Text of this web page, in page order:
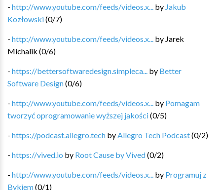
- http://www.youtube.com/feeds/videos.x... by Jakub
Kozłowski(0/7)
- http://www.youtube.com/feeds/videos.x... by Jarek
Michalik (0/6)
- https://bettersoftwaredesign.simpleca... by Better
Software Design(0/6)
- http://www.youtube.com/feeds/videos.x... by Pomagam
tworzyć oprogramowanie wyższej jakości(0/5)
- https://podcast.allegro.tech by Allegro Tech Podcast(0/2)
- https://vived.io by Root Cause by Vived(0/2)
- http://www.youtube.com/feeds/videos.x... by Programuj z
Bykiem(0/1)